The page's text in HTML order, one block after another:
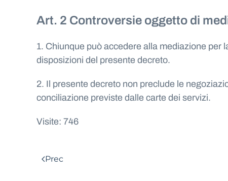
Art. 2 Controversie oggetto di
1. Chiunque può accedere alla mediazione per
disposizioni del presente decreto.
2. Il presente decreto non preclude le
conciliazione previste dalle carte dei servizi.
Visite: 746
Prec